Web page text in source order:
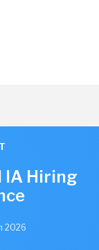
IA Hiring
2026